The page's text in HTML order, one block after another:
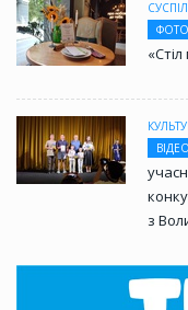
ФОТО
«Стіл
ВІДЕО
з